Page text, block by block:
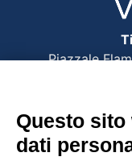
Piazzale
Società
P.IVA
Questo
dati